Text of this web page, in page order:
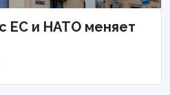
ЕС и НАТО меняет